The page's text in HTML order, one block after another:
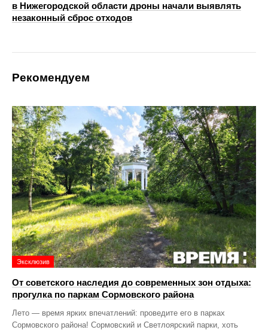
в Нижегородской области дроны начали выявлять
незаконный сброс отходов
Рекомендуем
Эксклюзив
От советского наследия до современных зон отдыха:
прогулка по паркам Сормовского района
Лето — время ярких впечатлений: проведите его в парках
Сормовского района! Сормовский и Светлоярский парки, хоть